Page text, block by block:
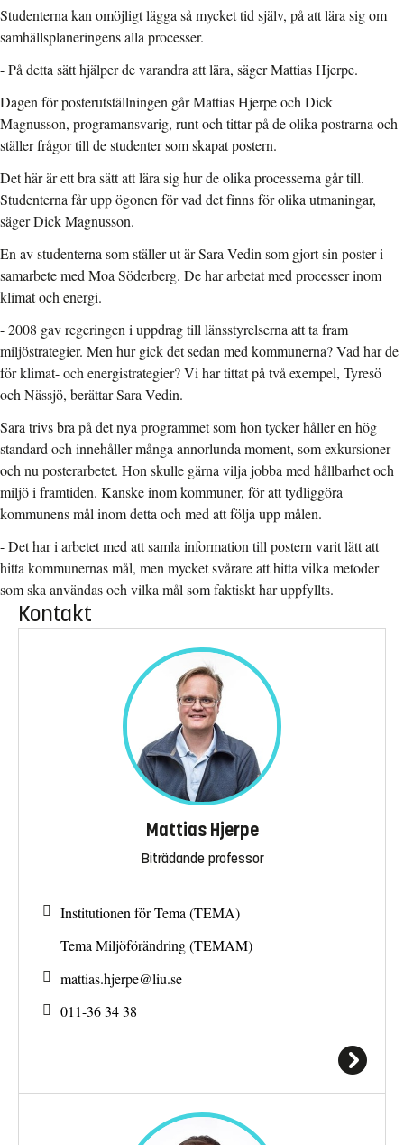
Studenterna kan omöjligt lägga så mycket tid själv, på att lära sig om
samhällsplaneringens alla processer.
- På detta sätt hjälper de varandra att lära, säger Mattias Hjerpe.
Dagen för posterutställningen går Mattias Hjerpe och Dick
Magnusson, programansvarig, runt och tittar på de olika postrarna och
ställer frågor till de studenter som skapat postern.
Det här är ett bra sätt att lära sig hur de olika processerna går till.
Studenterna får upp ögonen för vad det finns för olika utmaningar,
säger Dick Magnusson.
En av studenterna som ställer ut är Sara Vedin som gjort sin poster i
samarbete med Moa Söderberg. De har arbetat med processer inom
klimat och energi.
- 2008 gav regeringen i uppdrag till länsstyrelserna att ta fram
miljöstrategier. Men hur gick det sedan med kommunerna? Vad har de
för klimat- och energistrategier? Vi har tittat på två exempel, Tyresö
och Nässjö, berättar Sara Vedin.
Sara trivs bra på det nya programmet som hon tycker håller en hög
standard och innehåller många annorlunda moment, som exkursioner
och nu posterarbetet. Hon skulle gärna vilja jobba med hållbarhet och
miljö i framtiden. Kanske inom kommuner, för att tydliggöra
kommunens mål inom detta och med att följa upp målen.
- Det har i arbetet med att samla information till postern varit lätt att
hitta kommunernas mål, men mycket svårare att hitta vilka metoder
som ska användas och vilka mål som faktiskt har uppfyllts.
Kontakt
Mattias Hjerpe
Biträdande professor
Institutionen för Tema (TEMA)
Tema Miljöförändring (TEMAM)
mattias.hjerpe@liu.se
011-36 34 38